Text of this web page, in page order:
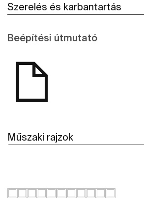
Szerelés és karbantartás
Beépítési útmutató
Műszaki rajzok